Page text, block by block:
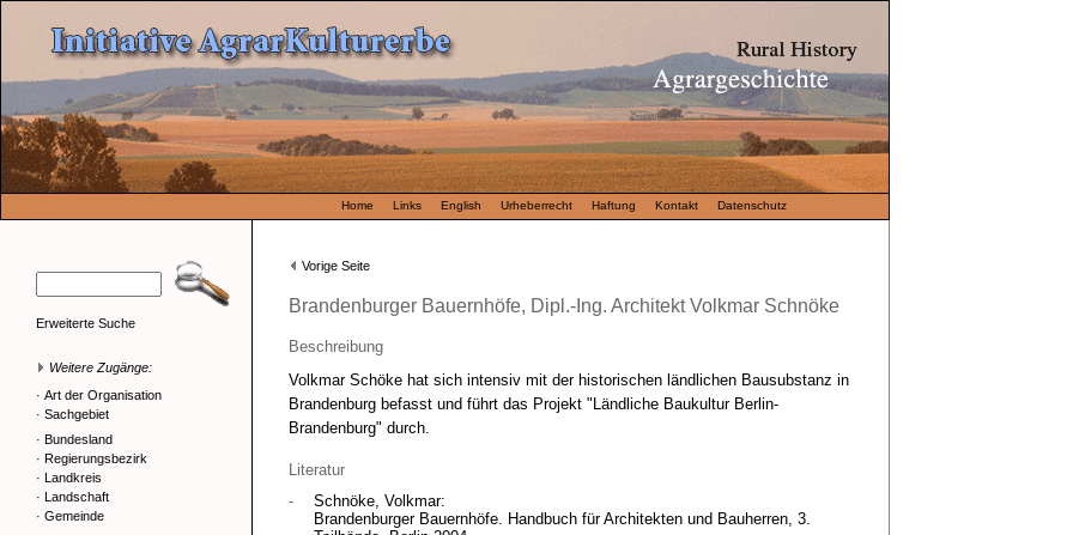
Home Links English Urheberrecht Haftung Kontakt Datenschutz
Erweiterte Suche
Weitere Zugänge:
· Art der Organisation
· Sachgebiet
· Bundesland
· Regierungsbezirk
· Landkreis
· Landschaft
· Gemeinde
Vorige Seite
Brandenburger Bauernhöfe, Dipl.-Ing. Architekt Volkmar Schnöke
Beschreibung
Volkmar Schöke hat sich intensiv mit der historischen ländlichen Bausubstanz in
Brandenburg befasst und führt das Projekt "Ländliche Baukultur Berlin-
Brandenburg" durch.
Literatur
-
Schnöke, Volkmar:
Brandenburger Bauernhöfe. Handbuch für Architekten und Bauherren, 3.